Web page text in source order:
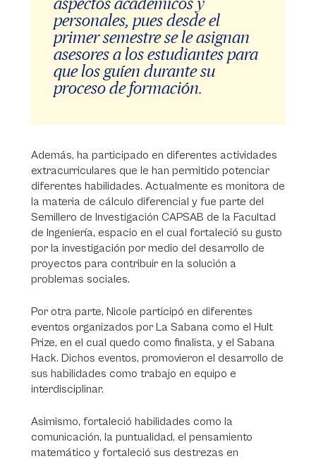
personales, pues desde el
primer semestre se le asignan
asesores a los estudiantes para
que los guíen durante su
proceso de formación.
Además, ha participado en diferentes actividades
extracurriculares que le han permitido potenciar
diferentes habilidades. Actualmente es monitora de
la materia de cálculo diferencial y fue parte del
Semillero de Investigación CAPSAB de la Facultad
de Ingeniería, espacio en el cual fortaleció su gusto
por la investigación por medio del desarrollo de
proyectos para contribuir en la solución a
problemas sociales.
Por otra parte, Nicole participó en diferentes
eventos organizados por La Sabana como el Hult
Prize, en el cual quedo como finalista, y el Sabana
Hack. Dichos eventos, promovieron el desarrollo de
sus habilidades como trabajo en equipo e
interdisciplinar.
Asimismo, fortaleció habilidades como la
comunicación, la puntualidad, el pensamiento
matemático y fortaleció sus destrezas en